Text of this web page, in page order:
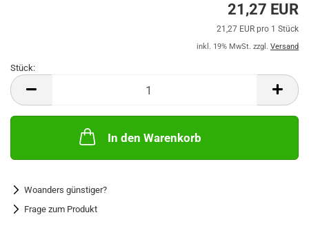
21,27 EUR
21,27 EUR pro 1 Stück
inkl. 19% MwSt. zzgl. Versand
Stück:
Stück
In den Warenkorb
Woanders günstiger?
Frage zum Produkt